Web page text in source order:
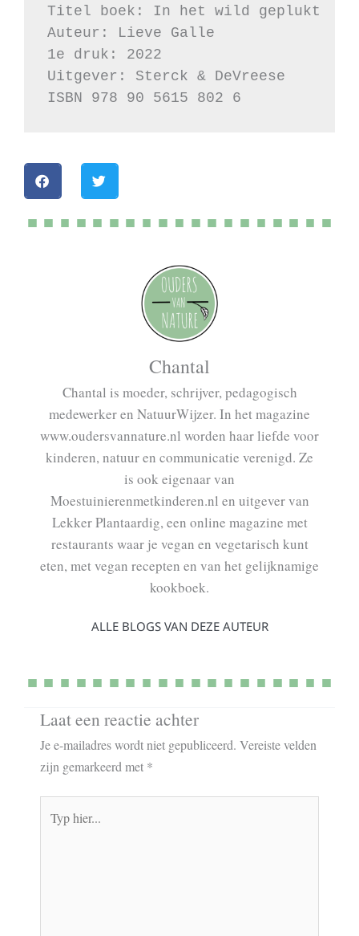
Titel boek: In het wild geplukt
Auteur: Lieve Galle
1e druk: 2022
Uitgever: Sterck & DeVreese
ISBN 978 90 5615 802 6
Chantal
Chantal is moeder, schrijver, pedagogisch
medewerker en NatuurWijzer. In het magazine
www.oudersvannature.nl worden haar liefde voor
kinderen, natuur en communicatie verenigd. Ze
is ook eigenaar van
Moestuinierenmetkinderen.nl en uitgever van
Lekker Plantaardig, een online magazine met
restaurants waar je vegan en vegetarisch kunt
eten, met vegan recepten en van het gelijknamige
kookboek.
ALLE BLOGS VAN DEZE AUTEUR
Laat een reactie achter
Je e-mailadres wordt niet gepubliceerd. Vereiste velden
zijn gemarkeerd met *
hier...